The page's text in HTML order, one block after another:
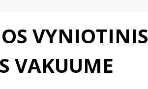
VYNIOTINIS
VAKUUME